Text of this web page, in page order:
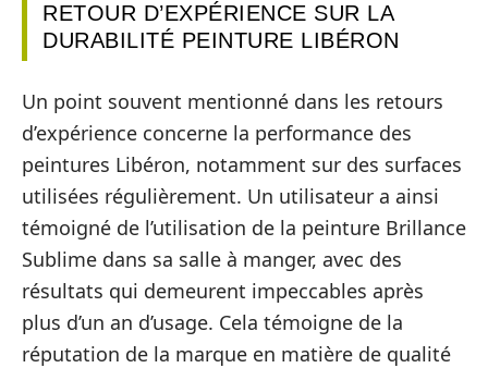
RETOUR D’EXPÉRIENCE SUR LA
DURABILITÉ PEINTURE LIBÉRON
Un point souvent mentionné dans les retours
d’expérience concerne la performance des
peintures Libéron, notamment sur des surfaces
utilisées régulièrement. Un utilisateur a ainsi
témoigné de l’utilisation de la peinture Brillance
Sublime dans sa salle à manger, avec des
résultats qui demeurent impeccables après
plus d’un an d’usage. Cela témoigne de la
réputation de la marque en matière de qualité